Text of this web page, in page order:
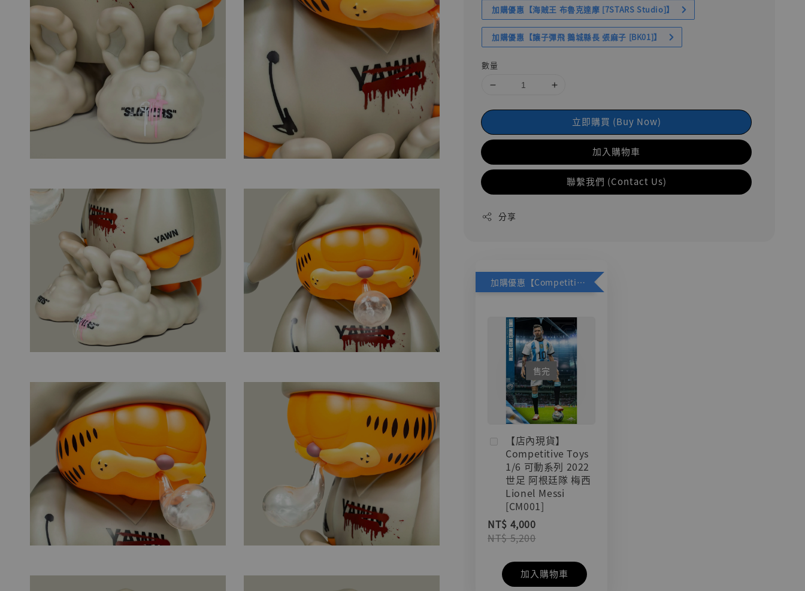
加購優惠【海賊王 布魯克達摩 [7STARS Studio]】
加購優惠【讓子彈飛 鵝城縣長 張麻子 [BK01]】
數量
立即購買 (Buy Now)
加入購物車
聯繫我們 (Contact Us)
分享
加購優惠【Competitive Toys 梅西 [CM001]】
售完
【店內現貨】
Competitive Toys
1/6 可動系列 2022
世足 阿根廷隊 梅西
Lionel Messi
[CM001]
NT$ 4,000
NT$ 5,200
加入購物車